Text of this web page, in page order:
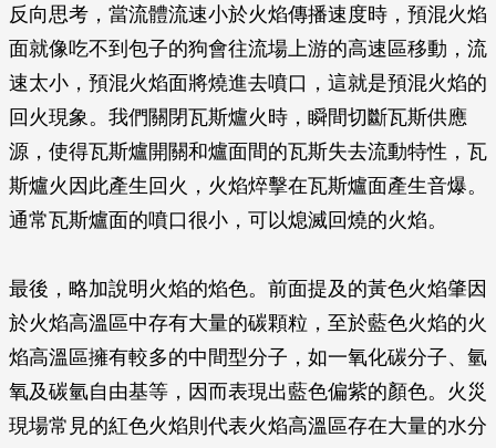
反向思考，當流體流速小於火焰傳播速度時，預混火焰
面就像吃不到包子的狗會往流場上游的高速區移動，流
速太小，預混火焰面將燒進去噴口，這就是預混火焰的
回火現象。我們關閉瓦斯爐火時，瞬間切斷瓦斯供應
源，使得瓦斯爐開關和爐面間的瓦斯失去流動特性，瓦
斯爐火因此產生回火，火焰焠擊在瓦斯爐面產生音爆。
通常瓦斯爐面的噴口很小，可以熄滅回燒的火焰。
最後，略加說明火焰的焰色。前面提及的黃色火焰肇因
於火焰高溫區中存有大量的碳顆粒，至於藍色火焰的火
焰高溫區擁有較多的中間型分子，如一氧化碳分子、氫
氧及碳氫自由基等，因而表現出藍色偏紫的顏色。火災
現場常見的紅色火焰則代表火焰高溫區存在大量的水分